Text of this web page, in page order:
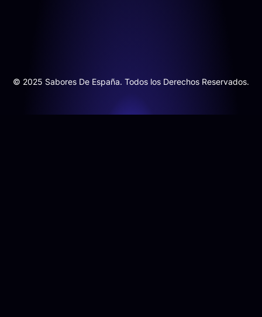
© 2025 Sabores De España. Todos los Derechos Reservados.